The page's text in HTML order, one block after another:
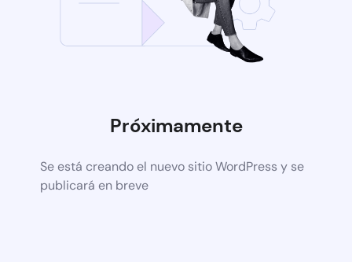
Próximamente
Se está creando el nuevo sitio WordPress y se
publicará en breve